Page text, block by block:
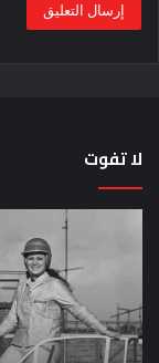
لا تفوت
لماذا
من
المشاركة